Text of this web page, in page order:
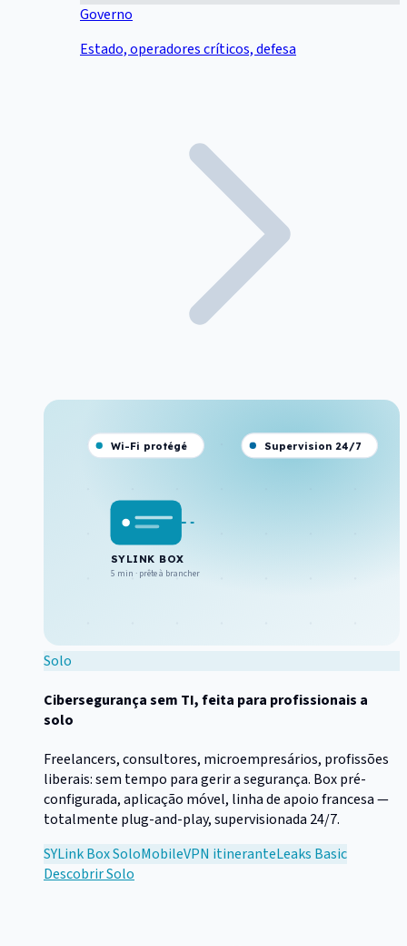
Governo
Estado, operadores críticos, defesa
SYLINK BOX
5 min · prête à brancher
Wi-Fi protégé Supervision 24/7
Solo
Cibersegurança sem TI, feita para profissionais a
solo
Freelancers, consultores, microempresários, profissões
liberais: sem tempo para gerir a segurança. Box pré-
configurada, aplicação móvel, linha de apoio francesa —
totalmente plug-and-play, supervisionada 24/7.
SYLink Box SoloMobileVPN itineranteLeaks Basic
DescobrirSolo